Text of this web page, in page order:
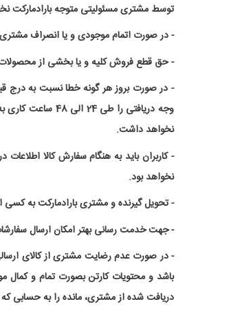
توسط مشتری مسئولیتی متوجه بارادمارکت
- در صورت اتمام موجودی و یا انصراف مشتری، مبلغ پرداخت شده طی 24 الی 48
- حق قطع فروش کلیه و یا بخشی از محصولات
- در صورت بروز هر گونه خطا نسبت به درج
وجه دریافتی
نخواهد داشت.
- کاربران باید به هنگام سفارش کالا
نخواهد بود.
- تحویل گیرنده و مشتری بارادمارکت به
- جهت خدمت رسانی بهتر امکان ارسال
دریافت شده از مشتری، مانده را به